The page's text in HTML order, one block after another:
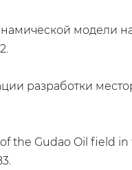
модели
разработки
Gudao Oil field in